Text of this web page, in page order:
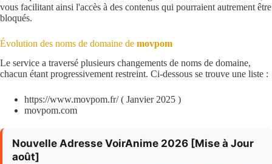
vous facilitant ainsi l'accès à des contenus qui pourraient autrement être
bloqués.
Évolution des noms de domaine de movpom
Le service a traversé plusieurs changements de noms de domaine,
chacun étant progressivement restreint. Ci-dessous se trouve une liste :
https://www.movpom.fr/ ( Janvier 2025 )
movpom.com
Nouvelle Adresse VoirAnime 2026 [Mise à Jour
août]